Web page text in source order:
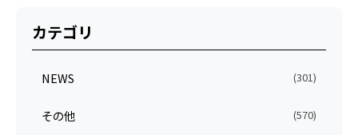
カテゴリ
NEWS (301)
その他 (570)